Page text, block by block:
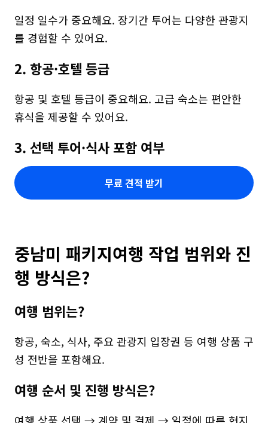
일정 일수가 중요해요. 장기간 투어는 다양한 관광지
를 경험할 수 있어요.
2. 항공·호텔 등급
항공 및 호텔 등급이 중요해요. 고급 숙소는 편안한
휴식을 제공할 수 있어요.
3. 선택 투어·식사 포함 여부
무료 견적 받기
중남미 패키지여행 작업 범위와 진
행 방식은?
여행 범위는?
항공, 숙소, 식사, 주요 관광지 입장권 등 여행 상품 구
성 전반을 포함해요.
여행 순서 및 진행 방식은?